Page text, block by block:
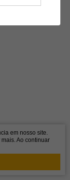
em nosso site.
Ao continuar